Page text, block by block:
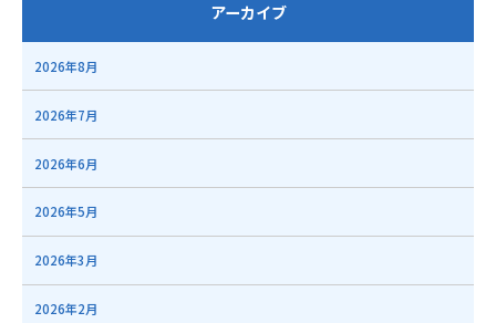
アーカイブ
2026年8月
2026年7月
2026年6月
2026年5月
2026年3月
2026年2月